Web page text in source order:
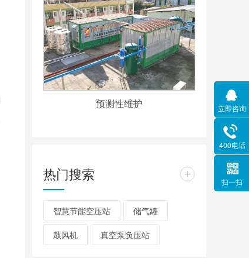
预测性维护
热门搜索 +
智慧节能空压站 储气罐
鼓风机 真空泵负压站
立即咨询
400电话
扫一扫